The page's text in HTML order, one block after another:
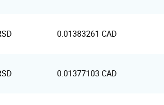
0.01383261 CAD
0.01377103 CAD